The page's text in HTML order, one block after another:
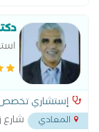
إستشاري
المعادي شارع